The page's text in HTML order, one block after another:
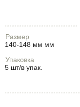
Размер
140-148 мм мм
Упаковка
5 шт/в упак.